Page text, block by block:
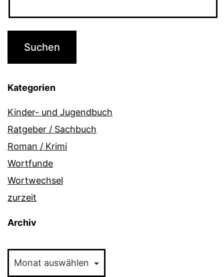
Kategorien
Kinder- und Jugendbuch
Ratgeber / Sachbuch
Roman / Krimi
Wortfunde
Wortwechsel
zurzeit
Archiv